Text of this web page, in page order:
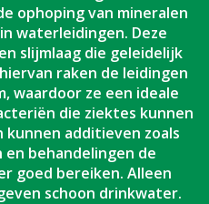
ophoping van mineralen
waterleidingen. Deze
slijmlaag die geleidelijk
raken de leidingen
waardoor ze een ideale
die ziektes kunnen
kunnen additieven zoals
behandelingen de
goed bereiken. Alleen
schoon drinkwater.